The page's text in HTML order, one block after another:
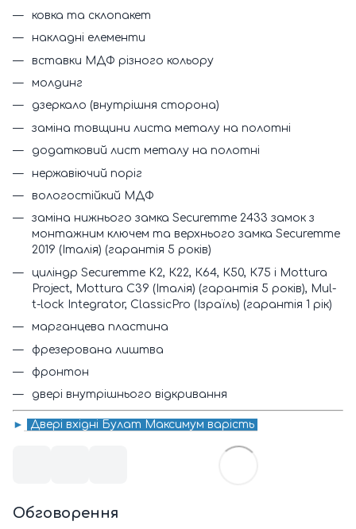
ковка та склопакет
накладні елементи
вставки МДФ різного кольору
молдинг
дзеркало (внутрішня сторона)
заміна товщини листа металу на полотні
додатковий лист металу на полотні
нержавіючий поріг
вологостійкий МДФ
заміна нижнього замка Securemme 2433 замок з
монтажним ключем та верхнього замка Securemme
2019 (Італія) (гарантія 5 років)
циліндр Securemme K2, К22, К64, К50, К75 і Mottura
Project, Mottura C39 (Італія) (гарантія 5 років), Mul-
t-lock Integrator, ClassicPro (Ізраїль) (гарантія 1 рік)
марганцева пластина
фрезерована лиштва
фронтон
двері внутрішнього відкривання
► Двері вхідні Булат Максимум варість
Обговорення